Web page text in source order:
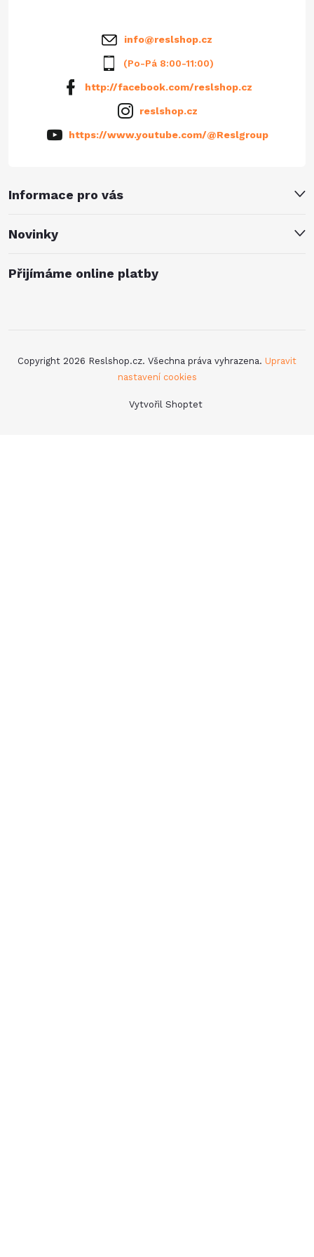
Informace pro vás
Novinky
info@reslshop.cz
(Po-Pá 8:00-11:00)
http://facebook.com/reslshop.cz
reslshop.cz
https://www.youtube.com/@Reslgroup
Přijímáme online platby
Vytvořil Shoptet
Copyright 2026 Reslshop.cz. Všechna práva vyhrazena. Upravit
nastavení cookies